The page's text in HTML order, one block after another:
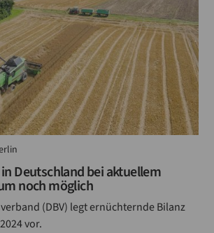
Deutschland bei aktuellem
noch möglich
(DBV) legt ernüchternde Bilanz
vor.